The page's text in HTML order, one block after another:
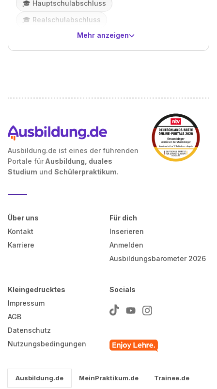
🎓️ Hauptschulabschluss
🎓️ Realschulabschluss
Mehr anzeigen
Ausbildung.de ist eines der führenden
Portale für Ausbildung, duales
Studium und Schülerpraktikum.
Über uns
Kontakt
Karriere
Für dich
Inserieren
Anmelden
Ausbildungsbarometer 2026
Kleingedrucktes
Impressum
AGB
Datenschutz
Nutzungsbedingungen
Socials
Ausbildung.de MeinPraktikum.de
Trainee.de